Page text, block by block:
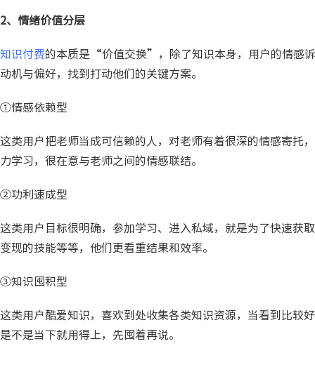
2、情绪价值分层
知识付费的本质是“价值交换”，除了知识本身，用户的情感
动机与偏好，找到打动他们的关键方案。
①情感依赖型
这类用户把老师当成可信赖的人，对老师有着很深的情感寄托
力学习，很在意与老师之间的情感联结。
②功利速成型
这类用户目标很明确，参加学习、进入私域，就是为了快速获
变现的技能等等，他们更看重结果和效率。
③知识囤积型
这类用户酷爱知识，喜欢到处收集各类知识资源，当看到比较
是不是当下就用得上，先囤着再说。